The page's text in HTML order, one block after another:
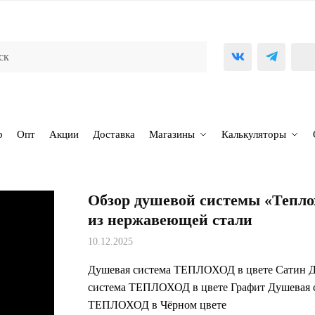
Опт Акции Доставка Магазины Калькуляторы
Обзор душевой системы
из нержавеющей стали
10.12.2025
Душевая система ТЕПЛОХОД в цвете Сатин
система ТЕПЛОХОД в цвете Графит Душевая
ТЕПЛОХОД в Чёрном цвете